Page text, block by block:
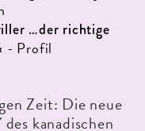
…der richtige
- Profil
Zeit: Die neue
kanadischen